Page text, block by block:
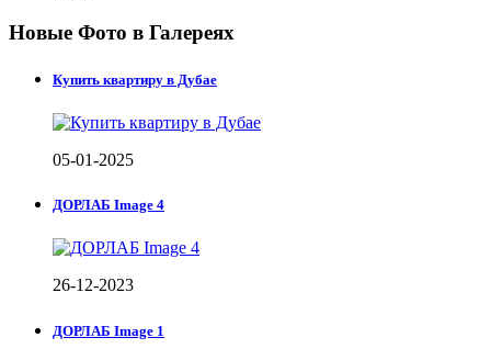
Новые Фото в Галереях
Купить квартиру в Дубае
05-01-2025
ДОРЛАБ Image 4
26-12-2023
ДОРЛАБ Image 1